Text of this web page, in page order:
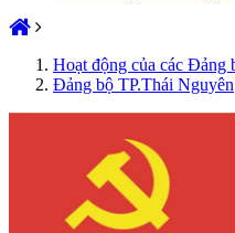
Hoạt động của các Đảng
Đảng bộ TP.Thái Nguyên